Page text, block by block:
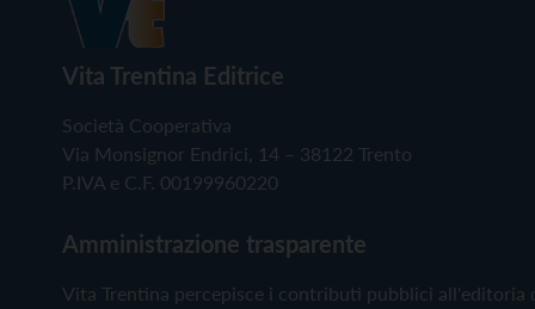
Vita Trentina Editrice
Società Cooperativa
Via Monsignor Endrici, 14 – 38122 Trento
P.IVA e C.F. 00199960220
Amministrazione trasparente
Vita Trentina percepisce i contributi pubblici all'editoria